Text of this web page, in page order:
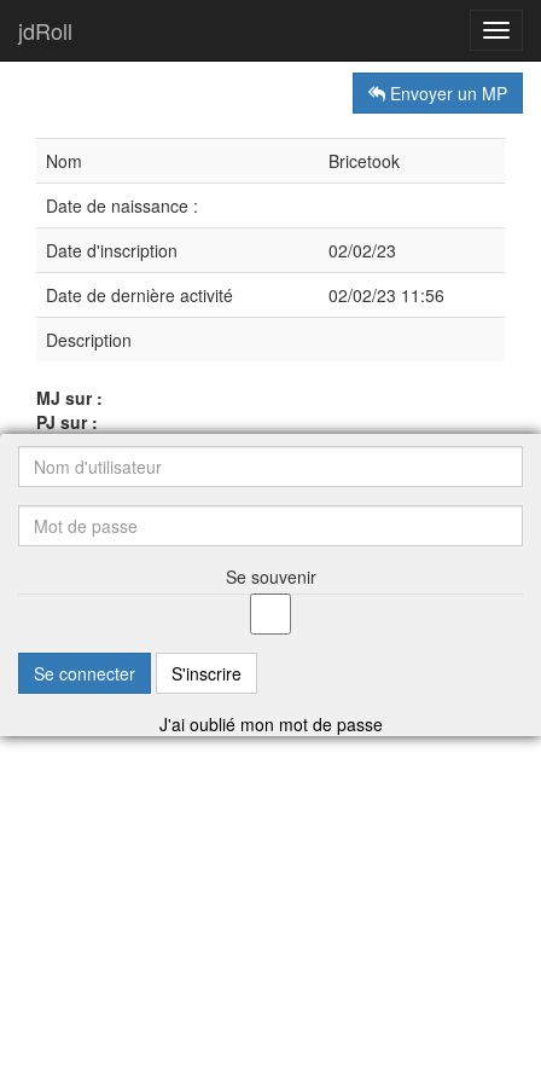
jdRoll
Envoyer un MP
Nom
Bricetook
Date de naissance :
Date d'inscription
02/02/23
Date de dernière activité
02/02/23 11:56
Description
MJ sur :
PJ sur :
Se souvenir
Se connecter S'inscrire
J'ai oublié mon mot de passe